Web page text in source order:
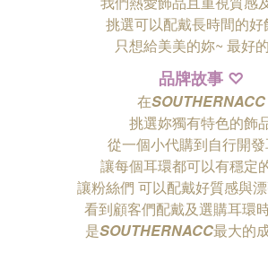
挑選可以配戴長時間的好
只想給美美的妳~ 最好的
品牌故事 ♡
在SOUTHERNACC
挑選妳獨有特色的飾
從一個小代購到自行開
讓每個耳環都可以有穩定
讓粉絲們 可以配戴好質感與
看到顧客們配戴及選購耳環
是SOUTHERNACC最大的